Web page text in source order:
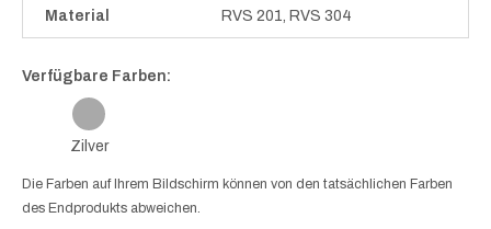
Material RVS 201, RVS 304
Verfügbare Farben:
Zilver
Die Farben auf Ihrem Bildschirm können von den tatsächlichen Farben
des Endprodukts abweichen.